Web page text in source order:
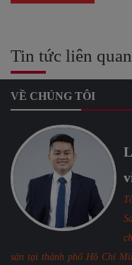
Tin tức liên
VỀ CHÚNG TÔI
sản tại thành phố Hồ Chí